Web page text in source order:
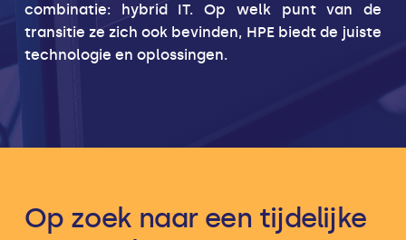
combinatie: hybrid IT. Op welk punt van de
transitie ze zich ook bevinden, HPE biedt de juiste
technologie en oplossingen.
Op zoek naar een tijdelijke